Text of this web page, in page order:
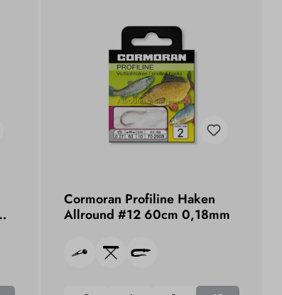
Cormoran Profiline Haken
Allround #12 60cm 0,18mm